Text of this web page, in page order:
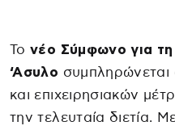
Τονέο Σύμφωνο για
‘Ασυλο συμπληρώνεται
και επιχειρησιακών
την τελευταία διετία.